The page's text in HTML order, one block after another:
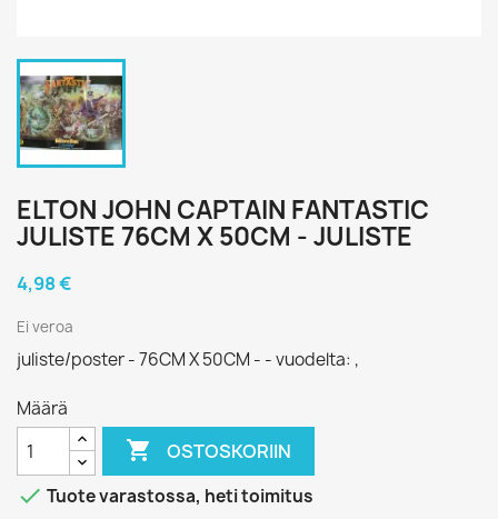
ELTON JOHN CAPTAIN FANTASTIC
JULISTE 76CM X 50CM - JULISTE
4,98 €
Ei veroa
juliste/poster - 76CM X 50CM - - vuodelta: ,
Määrä
 OSTOSKORIIN
 Tuote varastossa, heti toimitus